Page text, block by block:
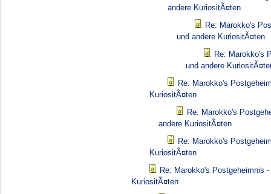
andere KuriositÃ¤ten
Re: Marokko's
und andere KuriositÃ¤ten
Re: Marokko's
und andere
Re: Marokko's
KuriositÃ¤ten
Re: Marokko's
andere KuriositÃ¤ten
Re: Marokko's
KuriositÃ¤ten
Re: Marokko's Postgeheimnis -
KuriositÃ¤ten